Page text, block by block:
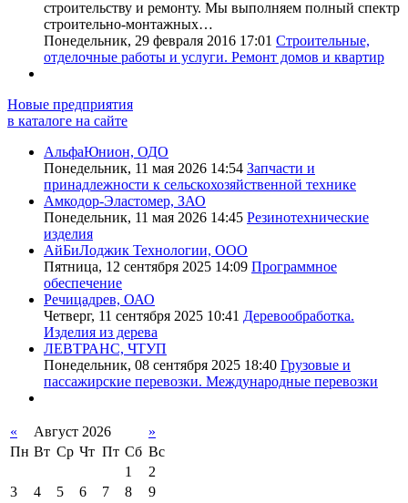
строительству и ремонту. Мы выполняем полный спектр
строительно-монтажных…
Понедельник, 29 февраля 2016 17:01 Строительные,
отделочные работы и услуги. Ремонт домов и квартир
Новые предприятия
в каталоге на сайте
АльфаЮнион, ОДО
Понедельник, 11 мая 2026 14:54 Запчасти и
принадлежности к сельскохозяйственной технике
Амкодор-Эластомер, ЗАО
Понедельник, 11 мая 2026 14:45 Резинотехнические
изделия
АйБиЛоджик Технологии, ООО
Пятница, 12 сентября 2025 14:09 Программное
обеспечение
Речицадрев, ОАО
Четверг, 11 сентября 2025 10:41 Деревообработка.
Изделия из дерева
ЛЕВТРАНС, ЧТУП
Понедельник, 08 сентября 2025 18:40 Грузовые и
пассажирские перевозки. Международные перевозки
« Август 2026
»
Пн Вт Ср Чт Пт Сб Вс
1
2
3
4 5 6 7 8
9